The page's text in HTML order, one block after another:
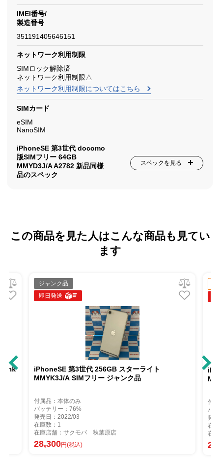
IMEI番号/
製造番号
351191405646151
ネットワーク利用制限
SIMロック解除済
ネットワーク利用制限△
ネットワーク利用制限についてはこちら
SIMカード
eSIM
NanoSIM
iPhoneSE 第3世代 docomo
版SIMフリー 64GB
MMYD3J/A A2782 新品同様
品のスペック
スペックを見る
この商品を見た人はこんな商品も見てい
ます
ジャンク品
即日発送
iPhoneSE 第3世代 256GB スターライト
MMYK3J/A SIMフリー ジャンク品
付属品：本体のみ
バッテリー：76%
発売日：2022/03
在庫数：1
在庫店舗：サクモバ 秋葉原店
28,300円(税込)
付
バ
発
在
在